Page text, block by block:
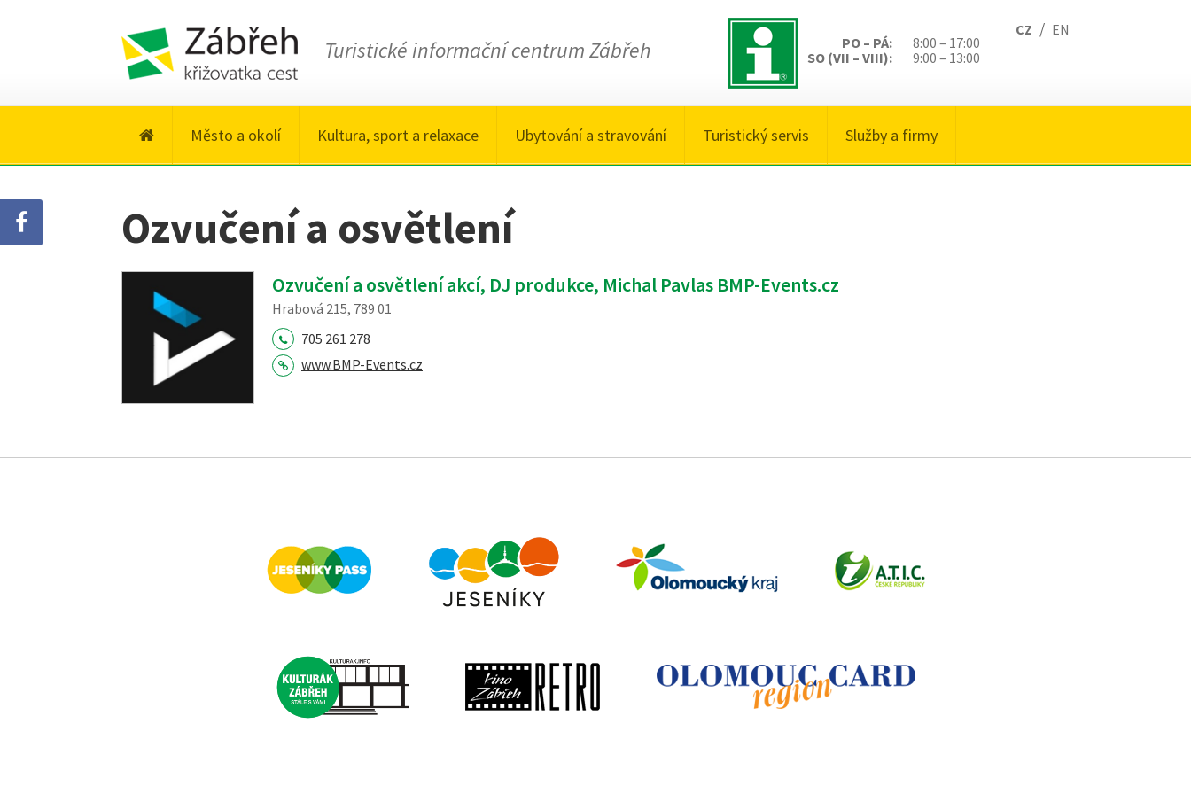
Turistické informační centrum Zábřeh
CZ / EN
PO – PÁ:
8:00 – 17:00
SO (VII – VIII):
9:00 – 13:00
Město a okolí Kultura, sport a relaxace Ubytování a stravování Turistický servis Služby a firmy
Ozvučení a osvětlení
Ozvučení a osvětlení akcí, DJ produkce, Michal Pavlas BMP-Events.cz
Hrabová 215, 789 01
705 261 278
www.BMP-Events.cz